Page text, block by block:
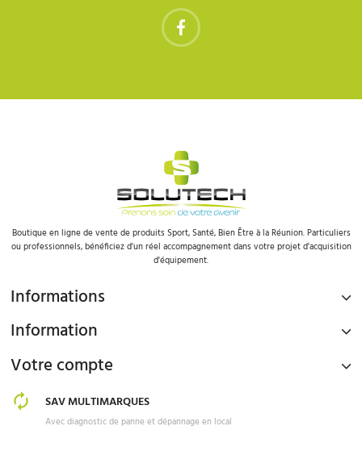
Boutique en ligne de vente de produits Sport, Santé, Bien Être à la Réunion. Particuliers
ou professionnels, bénéficiez d'un réel accompagnement dans votre projet d'acquisition
d'équipement.
Informations
Information
Votre compte
SAV MULTIMARQUES
Avec diagnostic de panne et dépannage en local